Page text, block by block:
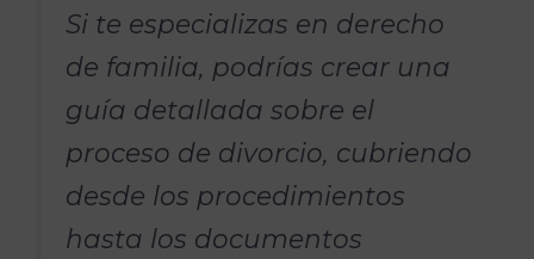
Si te especializas en derecho
de familia, podrías crear una
guía detallada sobre el
proceso de divorcio, cubriendo
desde los procedimientos
hasta los documentos